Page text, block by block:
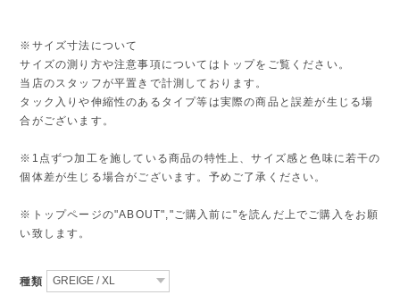
※サイズ寸法について
サイズの測り方や注意事項についてはトップをご覧ください。
当店のスタッフが平置きで計測しております。
タック入りや伸縮性のあるタイプ等は実際の商品と誤差が生じる場
合がございます。
※1点ずつ加工を施している商品の特性上、サイズ感と色味に若干の
個体差が生じる場合がございます。予めご了承ください。
※トップページの"ABOUT","ご購入前に"を読んだ上でご購入をお願
い致します。
種類